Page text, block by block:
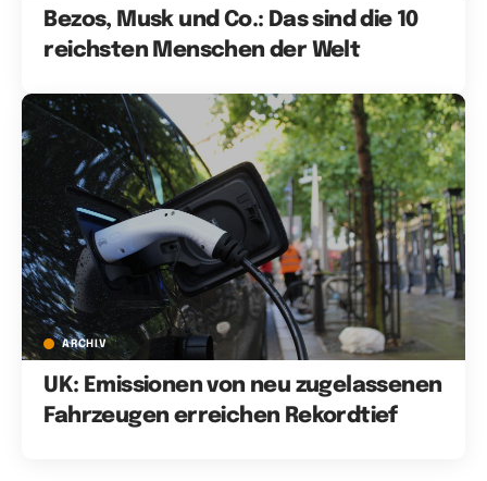
Bezos, Musk und Co.: Das sind die 10
reichsten Menschen der Welt
ARCHIV
UK: Emissionen von neu zugelassenen
Fahrzeugen erreichen Rekordtief